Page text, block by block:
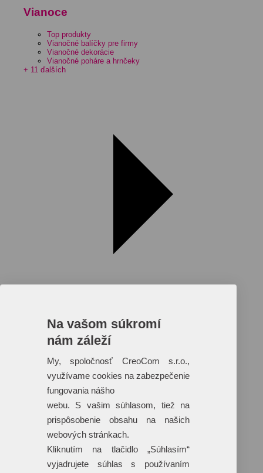
Vianoce
Top produkty
Vianočné balíčky pre firmy
Vianočné dekorácie
Vianočné poháre a hrnčeky
+ 11 ďalších
Reklamné predmety s plnofarebnou
potlačou
Dáždniky
Tašky
Hračky
Klobúky
Na vašom súkromí
nám záleží
My, spoločnosť CreoCom s.r.o.,
využívame cookies na zabezpečenie
fungovania nášho
webu. S vašim súhlasom, tiež na
prispôsobenie obsahu na našich
webových stránkach.
Kliknutím na tlačidlo „Súhlasím“
vyjadrujete súhlas s používaním